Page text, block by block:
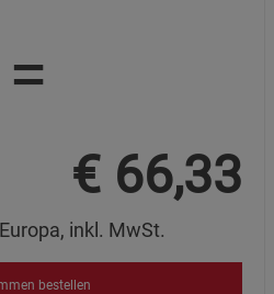
=
€ 66,33
inkl. MwSt.
bestellen